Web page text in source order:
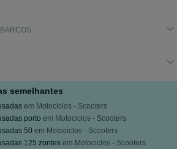
semelhantes
em Motociclos - Scooters
porto em Motociclos - Scooters
50 em Motociclos - Scooters
125 zontes em Motociclos - Scooters